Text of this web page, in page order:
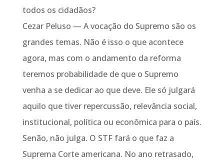
todos os cidadãos?
Cezar Peluso — A vocação do Supremo são os
grandes temas. Não é isso o que acontece
agora, mas com o andamento da reforma
teremos probabilidade de que o Supremo
venha a se dedicar ao que deve. Ele só julgará
aquilo que tiver repercussão, relevância social,
institucional, política ou econômica para o país.
Senão, não julga. O STF fará o que faz a
Suprema Corte americana. No ano retrasado,